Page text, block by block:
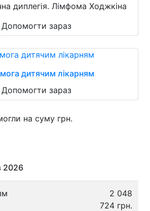
диплегія. Лімфома Ходжкіна
Допомогти зараз
дитячим лікарням
Допомогти зараз
на суму грн.
2026
2 048
724 грн.